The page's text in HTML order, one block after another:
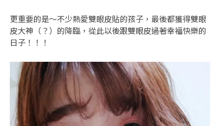
更重要的是～不少熱愛雙眼皮貼的孩子，最後都獲得雙眼
皮大神（？）的降臨，從此以後跟雙眼皮過著幸福快樂的
日子！！！